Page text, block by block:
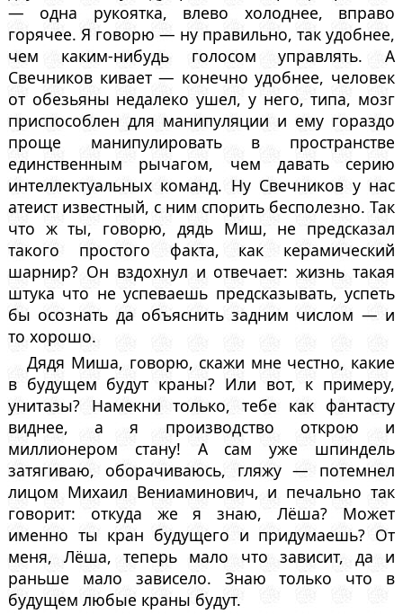
— одна рукоятка, влево холоднее, вправо
горячее. Я говорю — ну правильно, так удобнее,
чем каким-нибудь голосом управлять. А
Свечников кивает — конечно удобнее, человек
от обезьяны недалеко ушел, у него, типа, мозг
приспособлен для манипуляции и ему гораздо
проще манипулировать в пространстве
единственным рычагом, чем давать серию
интеллектуальных команд. Ну Свечников у нас
атеист известный, с ним спорить бесполезно. Так
что ж ты, говорю, дядь Миш, не предсказал
такого простого факта, как керамический
шарнир? Он вздохнул и отвечает: жизнь такая
штука что не успеваешь предсказывать, успеть
бы осознать да объяснить задним числом — и
то хорошо.
Дядя Миша, говорю, скажи мне честно, какие
в будущем будут краны? Или вот, к примеру,
унитазы? Намекни только, тебе как фантасту
виднее, а я производство открою и
миллионером стану! А сам уже шпиндель
затягиваю, оборачиваюсь, гляжу — потемнел
лицом Михаил Вениаминович, и печально так
говорит: откуда же я знаю, Лёша? Может
именно ты кран будущего и придумаешь? От
меня, Лёша, теперь мало что зависит, да и
раньше мало зависело. Знаю только что в
будущем любые краны будут.